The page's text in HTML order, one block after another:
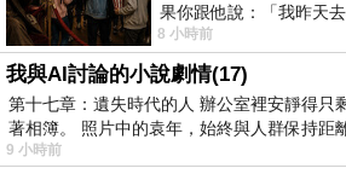
果你跟他說：「我昨天
出一種慈祥的微笑，然後
8 小時前
我與AI討論的小說劇情(17)
第十七章：遺失時代的人 辦公室裡安靜得只
著相簿。 照片中的袁年，始終與人群保持距
9 小時前